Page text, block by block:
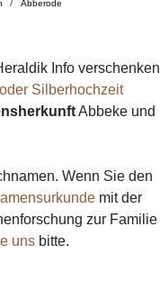
Abberode
Info verschenken
Silberhochzeit
Abbeke und
Wenn Sie den
mit der
zur Familie
uns bitte.